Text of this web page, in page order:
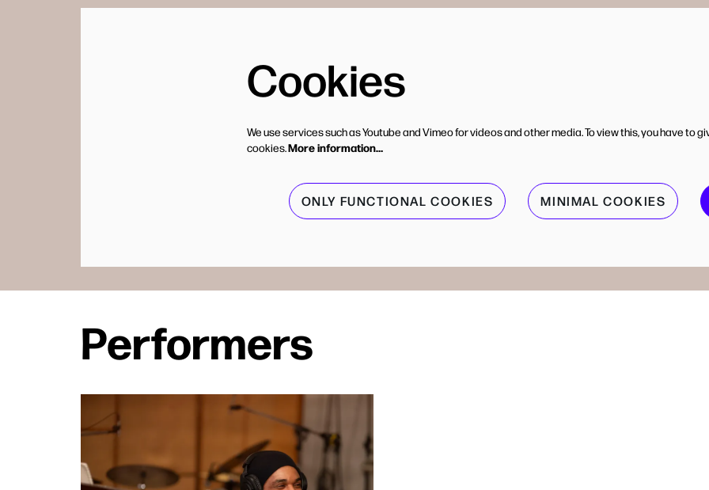
Cookies
We use services such as Youtube and Vimeo for videos and other media. To view this, you have to
cookies.More information…
ONLY FUNCTIONAL COOKIES MINIMAL COOKIES
Performers